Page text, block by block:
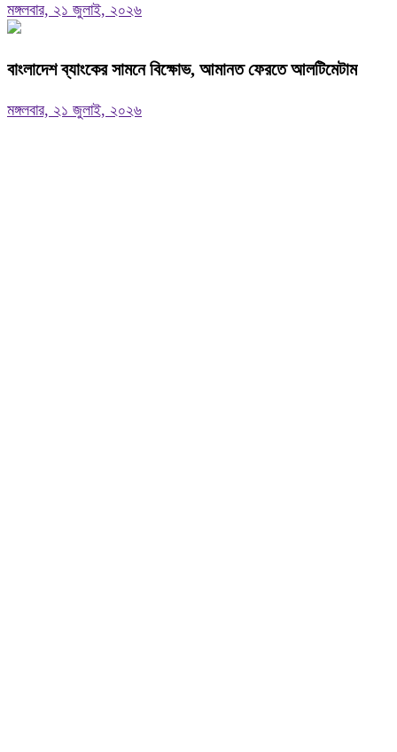
মঙ্গলবার, ২১ জুলাই, ২০২৬
বাংলাদেশ ব্যাংকের সামনে বিক্ষোভ, আমানত ফেরতে আলটিমেটাম
মঙ্গলবার, ২১ জুলাই, ২০২৬